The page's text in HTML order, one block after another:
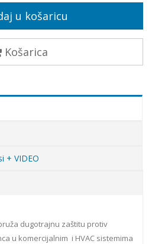
u košaricu
Košarica
+ VIDEO
dugotrajnu zaštitu protiv
u komercijalnim i HVAC sistemima